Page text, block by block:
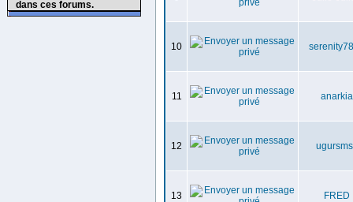
dans ces forums.
10
11 anarkia
12
13 FRED